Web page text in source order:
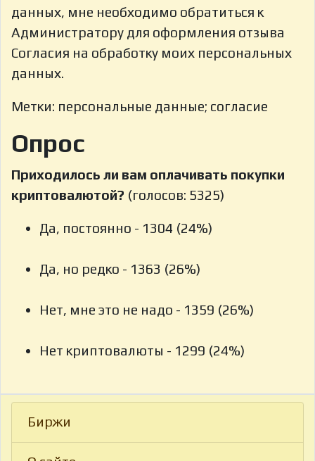
данных, мне необходимо обратиться к
Администратору для оформления отзыва
Согласия на обработку моих персональных
данных.
Метки: персональные данные; согласие
Опрос
Приходилось ли вам оплачивать покупки
криптовалютой? (голосов: 5325)
Да, постоянно - 1304 (24%)
Да, но редко - 1363 (26%)
Нет, мне это не надо - 1359 (26%)
Нет криптовалюты - 1299 (24%)
Биржи